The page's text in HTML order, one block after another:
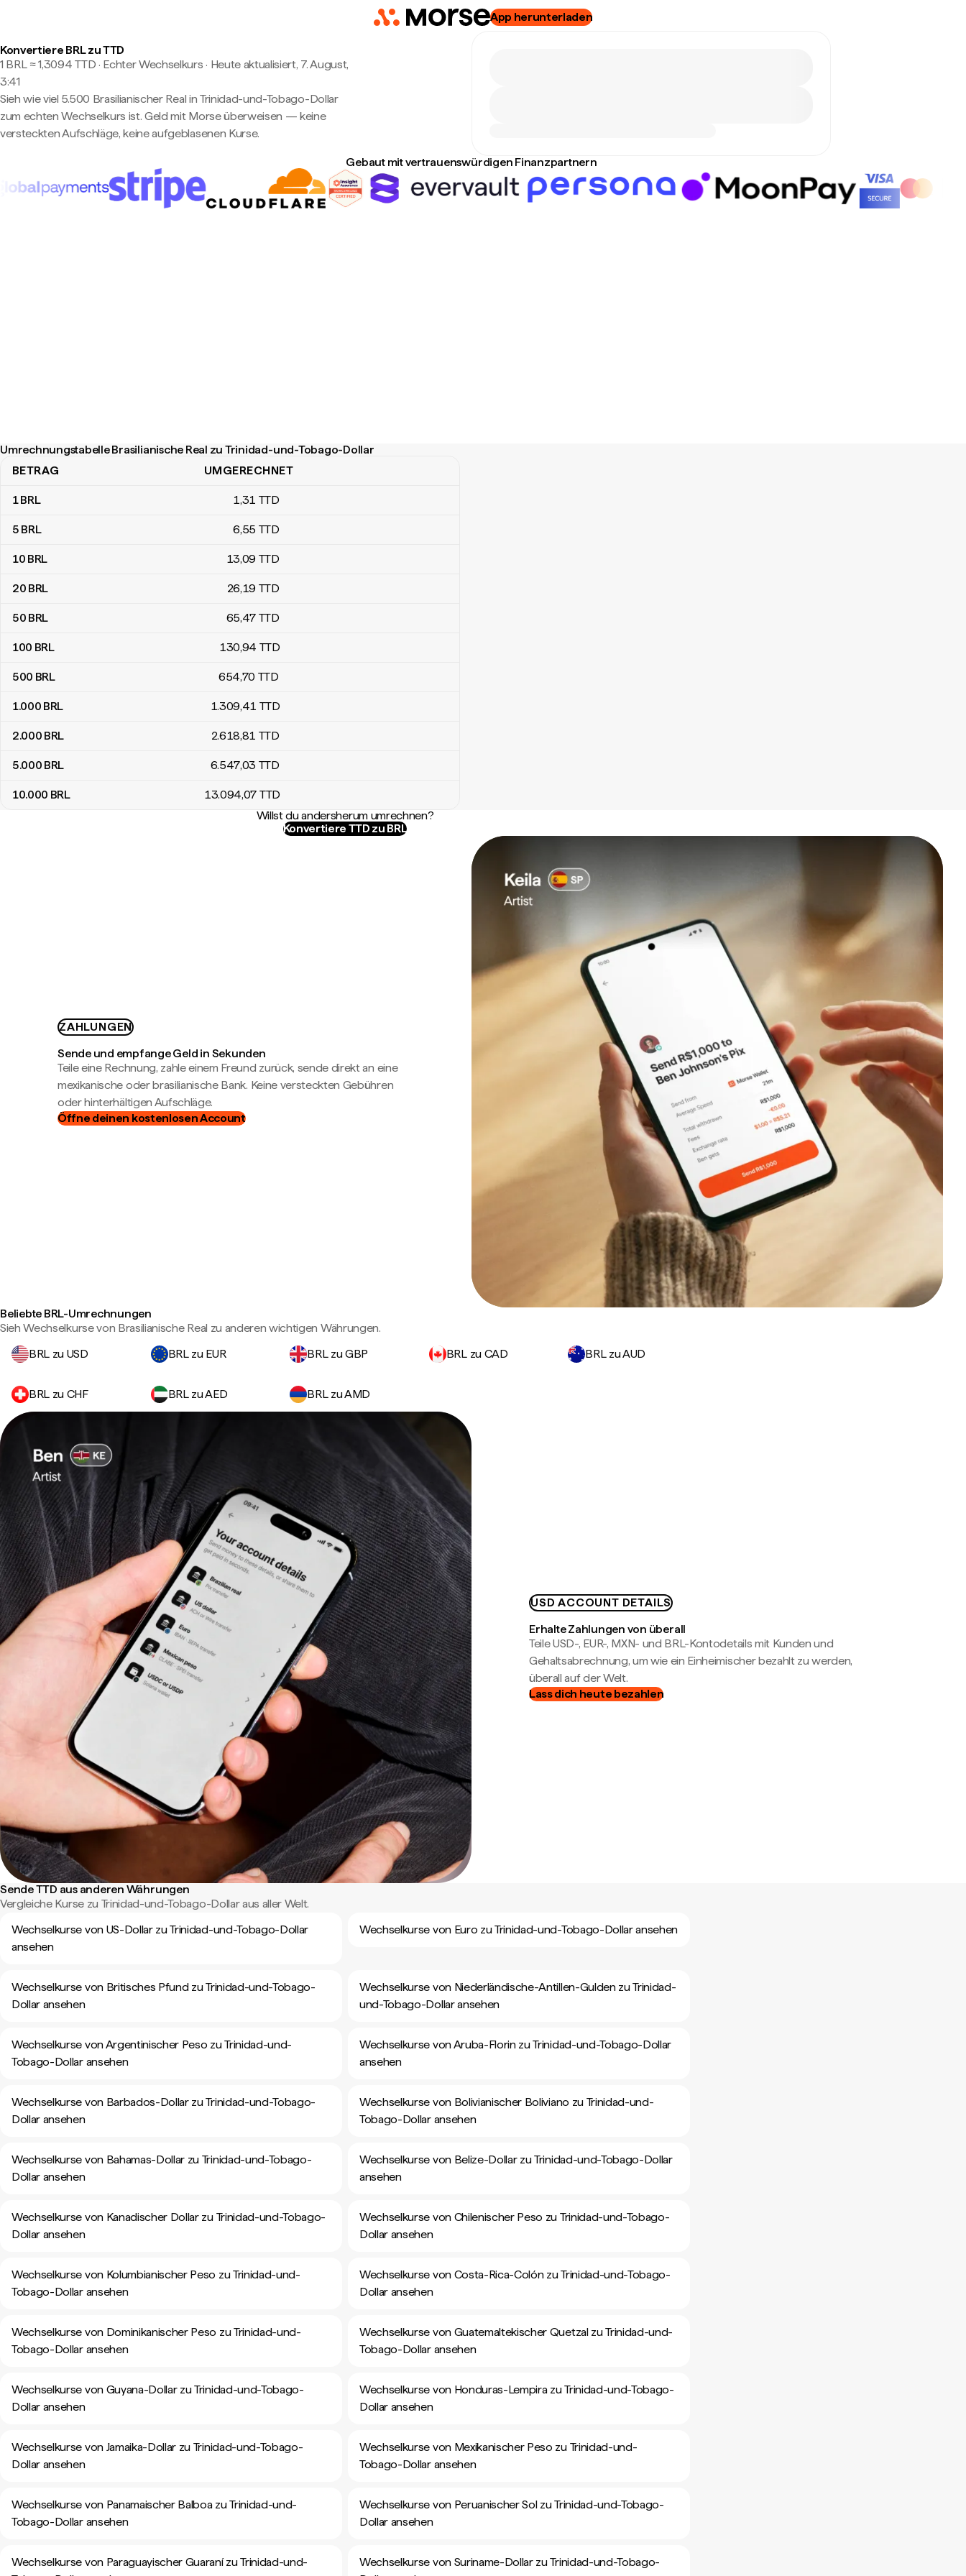
App herunterladen
Konvertiere BRL zu TTD
1 BRL ≈ 1,3094 TTD · Echter Wechselkurs · Heute aktualisiert, 7. August,
3:41
Sieh wie viel 5.500 Brasilianischer Real in Trinidad-und-Tobago-Dollar
zum echten Wechselkurs ist. Geld mit Morse überweisen — keine
versteckten Aufschläge, keine aufgeblasenen Kurse.
Gebaut mit vertrauenswürdigen Finanzpartnern
Umrechnungstabelle Brasilianische Real zu Trinidad-und-Tobago-Dollar
Umrechnungstabelle Brasilianische Real zu Trinidad-und-Tobago-Dollar
BETRAG UMGERECHNET
1BRL 1,31 TTD
5 BRL 6,55 TTD
10 BRL 13,09 TTD
20 BRL 26,19 TTD
50 BRL 65,47 TTD
100 BRL 130,94 TTD
500 BRL 654,70 TTD
1.000 BRL 1.309,41 TTD
2.000 BRL 2.618,81 TTD
5.000 BRL 6.547,03 TTD
10.000 BRL 13.094,07 TTD
Willst du andersherum umrechnen?
Konvertiere TTD zu BRL
ZAHLUNGEN
Sende und empfange Geld in Sekunden
Teile eine Rechnung, zahle einem Freund zurück, sende direkt an eine
mexikanische oder brasilianische Bank. Keine versteckten Gebühren
oder hinterhältigen Aufschläge.
Öffne deinen kostenlosen Account
Beliebte BRL-Umrechnungen
Sieh Wechselkurse von Brasilianische Real zu anderen wichtigen Währungen.
BRL zu USD
BRL zu EUR BRL zu GBP BRL zu CAD BRL zu AUD
BRL zu CHF BRL zu AED BRL zu AMD
USD ACCOUNT DETAILS
Erhalte Zahlungen von überall
Teile USD-, EUR-, MXN- und BRL-Kontodetails mit Kunden und
Gehaltsabrechnung, um wie ein Einheimischer bezahlt zu werden,
überall auf der Welt.
Lass dich heute bezahlen
Sende TTD aus anderen Währungen
Vergleiche Kurse zu Trinidad-und-Tobago-Dollar aus aller Welt.
Wechselkurse von US-Dollar zu Trinidad-und-Tobago-Dollar
ansehen
Wechselkurse von Euro zu Trinidad-und-Tobago-Dollar ansehen
Wechselkurse von Britisches Pfund zu Trinidad-und-Tobago-
Dollar ansehen
Wechselkurse von Niederländische-Antillen-Gulden zu Trinidad-
und-Tobago-Dollar ansehen
Wechselkurse von Argentinischer Peso zu Trinidad-und-
Tobago-Dollar ansehen
Wechselkurse von Aruba-Florin zu Trinidad-und-Tobago-Dollar
ansehen
Wechselkurse von Barbados-Dollar zu Trinidad-und-Tobago-
Dollar ansehen
Wechselkurse von Bolivianischer Boliviano zu Trinidad-und-
Tobago-Dollar ansehen
Wechselkurse von Bahamas-Dollar zu Trinidad-und-Tobago-
Dollar ansehen
Wechselkurse von Belize-Dollar zu Trinidad-und-Tobago-Dollar
ansehen
Wechselkurse von Kanadischer Dollar zu Trinidad-und-Tobago-
Dollar ansehen
Wechselkurse von Chilenischer Peso zu Trinidad-und-Tobago-
Dollar ansehen
Wechselkurse von Kolumbianischer Peso zu Trinidad-und-
Tobago-Dollar ansehen
Wechselkurse von Costa-Rica-Colón zu Trinidad-und-Tobago-
Dollar ansehen
Wechselkurse von Dominikanischer Peso zu Trinidad-und-
Tobago-Dollar ansehen
Wechselkurse von Guatemaltekischer Quetzal zu Trinidad-und-
Tobago-Dollar ansehen
Wechselkurse von Guyana-Dollar zu Trinidad-und-Tobago-
Dollar ansehen
Wechselkurse von Honduras-Lempira zu Trinidad-und-Tobago-
Dollar ansehen
Wechselkurse von Jamaika-Dollar zu Trinidad-und-Tobago-
Dollar ansehen
Wechselkurse von Mexikanischer Peso zu Trinidad-und-
Tobago-Dollar ansehen
Wechselkurse von Panamaischer Balboa zu Trinidad-und-
Tobago-Dollar ansehen
Wechselkurse von Peruanischer Sol zu Trinidad-und-Tobago-
Dollar ansehen
Wechselkurse von Paraguayischer Guaraní zu Trinidad-und-
Wechselkurse von Suriname-Dollar zu Trinidad-und-Tobago-